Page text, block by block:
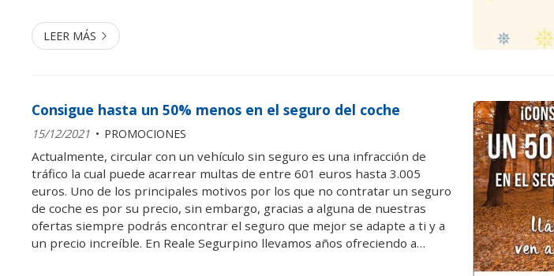
LEER MÁS
Consigue hasta un 50% menos en el seguro del coche
15/12/2021 PROMOCIONES
Actualmente, circular con un vehículo sin seguro es una infracción de
tráfico la cual puede acarrear multas de entre 601 euros hasta 3.005
euros. Uno de los principales motivos por los que no contratar un seguro
de coche es por su precio, sin embargo, gracias a alguna de nuestras
ofertas siempre podrás encontrar el seguro que mejor se adapte a ti y a
un precio increíble. En Reale Segurpino llevamos años ofreciendo a